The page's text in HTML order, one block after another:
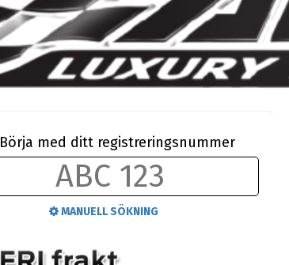
Börja med ditt registreringsnummer
MANUELL SÖKNING